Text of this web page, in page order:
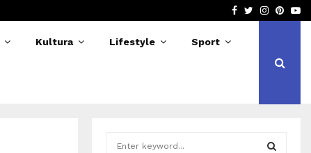
Facebook
Twitter
Kultura Lifestyle Sport